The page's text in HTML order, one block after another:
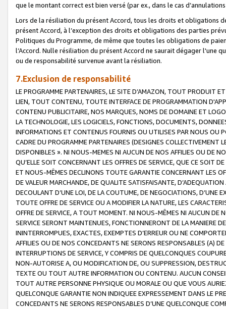
que le montant correct est bien versé (par ex., dans le cas
Lors de la résiliation du présent Accord, tous les droits et obligations
présent Accord, à l’exception des droits et obligations des parties
Politiques du Programme, de même que toutes les obligations de
l’Accord. Nulle résiliation du présent Accord ne saurait dégager l'une
ou de responsabilité survenue avant la résiliation.
7.Exclusion de responsabilité
LE PROGRAMME PARTENAIRES, LE SITE D’AMAZON, TOUT PRODUIT
LIEN, TOUT CONTENU, TOUTE INTERFACE DE PROGRAMMATION
CONTENU PUBLICITAIRE, NOS MARQUES, NOMS DE DOMAINE ET
LA TECHNOLOGIE, LES LOGICIELS, FONCTIONS, DOCUMENTS,
INFORMATIONS ET CONTENUS FOURNIS OU UTILISES PAR NOUS OU
CADRE DU PROGRAMME PARTENAIRES (DESIGNES COLLECTIVEMENT
DISPONIBLES ». NI NOUS-MEMES NI AUCUN DE NOS AFFILIES OU DE
QU’ELLE SOIT CONCERNANT LES OFFRES DE SERVICE, QUE CE SOIT
ET NOUS-MÊMES DECLINONS TOUTE GARANTIE CONCERNANT LES
DE VALEUR MARCHANDE, DE QUALITE SATISFAISANTE,
DECOULANT D’UNE LOI, DE LA COUTUME, DE NEGOCIATIONS, D’UNE
TOUTE OFFRE DE SERVICE OU A MODIFIER LA NATURE, LES
OFFRE DE SERVICE, A TOUT MOMENT. NI NOUS-MÊMES NI AUCUN DE
SERVICE SERONT MAINTENUES, FONCTIONNERONT DE LA MANIERE
ININTERROMPUES, EXACTES, EXEMPTES D’ERREUR OU NE
AFFILIES OU DE NOS CONCEDANTS NE SERONS RESPONSABLES (A)
INTERRUPTIONS DE SERVICE, Y COMPRIS DE QUELCONQUES
NON-AUTORISE A, OU MODIFICATION DE, OU SUPPRESSION,
TEXTE OU TOUT AUTRE INFORMATION OU CONTENU. AUCUN
TOUT AUTRE PERSONNE PHYSIQUE OU MORALE OU QUE VOUS
QUELCONQUE GARANTIE NON INDIQUEE EXPRESSEMENT DANS LE
CONCEDANTS NE SERONS RESPONSABLES D’UNE QUELCONQUE